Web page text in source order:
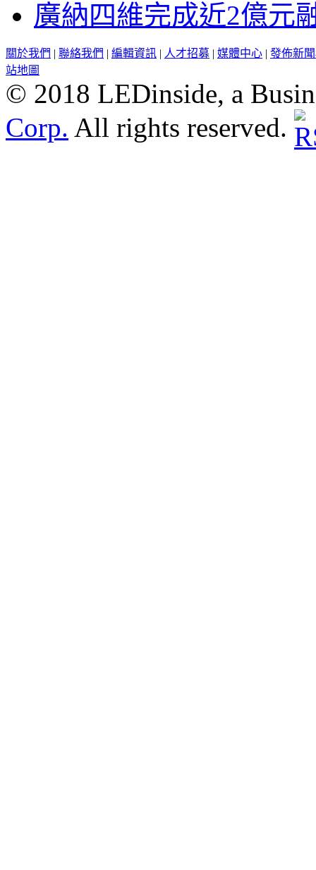
廣納四維完成近2億元
關於我們 | 聯絡我們 | 編輯資訊 | 人才招募 | 媒體中心 | 發佈新
站地圖
© 2018 LEDinside, a
Corp. All rights reserved.